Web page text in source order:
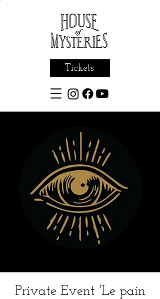
Tickets
Private Event 'Le pain